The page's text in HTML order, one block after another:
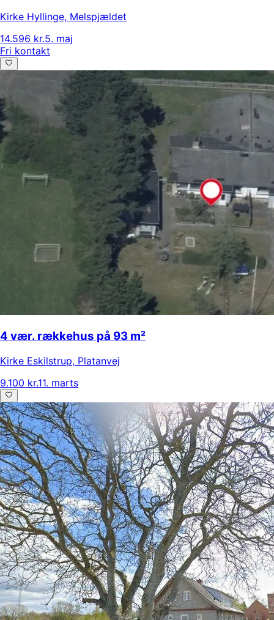
Kirke Hyllinge, Melspjældet
14.596 kr.5. maj
Fri kontakt
4 vær. rækkehus på 93 m²
Kirke Eskilstrup, Platanvej
9.100 kr.11. marts